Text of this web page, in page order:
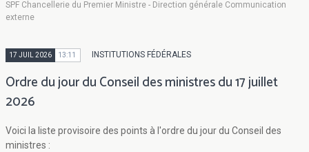
SPF Chancellerie du Premier Ministre - Direction générale Communication
externe
17 JUIL 2026 13:11 INSTITUTIONS FÉDÉRALES
Ordre du jour du Conseil des ministres du 17 juillet
2026
Voici la liste provisoire des points à l'ordre du jour du Conseil des
ministres :